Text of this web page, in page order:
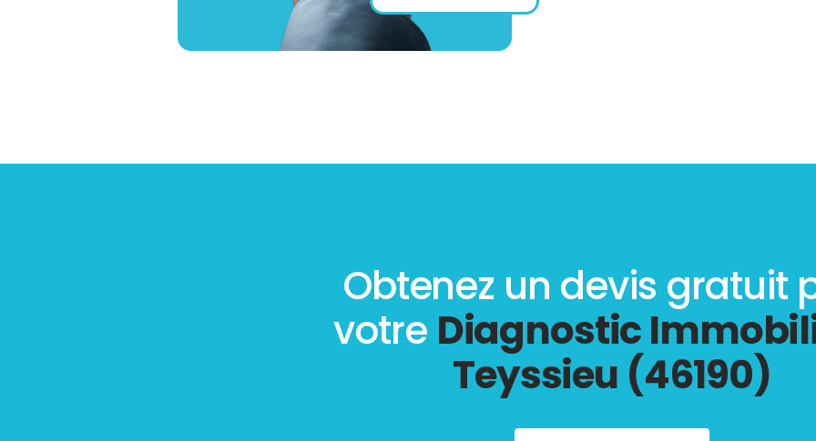
Obtenez un devis gratuit
votre Diagnostic
Teyssieu (46190)